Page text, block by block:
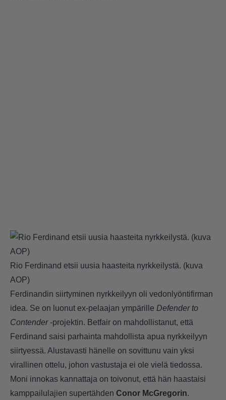
Rio Ferdinand etsii uusia haasteita nyrkkeilystä. (kuva
AOP)
Ferdinandin siirtyminen nyrkkeilyyn oli vedonlyöntifirman
idea. Se on luonut ex-pelaajan ympärille Defender to
Contender-projektin. Betfair on mahdollistanut, että
Ferdinand saisi parhainta mahdollista apua nyrkkeilyyn
siirtyessä. Alustavasti hänelle on sovittunu vain yksi
virallinen ottelu, johon vastustaja ei ole vielä tiedossa.
Moni innokas kannattaja on toivonut, että hän haastaisi
kamppailulajien supertähden Conor McGregorin.